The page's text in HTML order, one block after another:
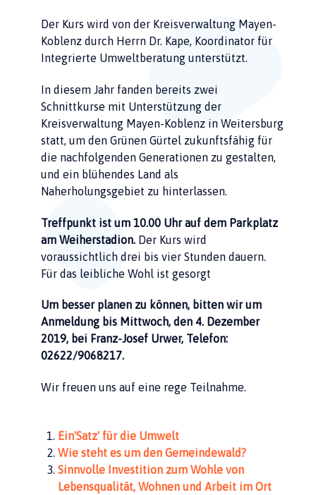
Der Kurs wird von der Kreisverwaltung Mayen-
Koblenz durch Herrn Dr. Kape, Koordinator für
Integrierte Umweltberatung unterstützt.
In diesem Jahr fanden bereits zwei
Schnittkurse mit Unterstützung der
Kreisverwaltung Mayen-Koblenz in Weitersburg
statt, um den Grünen Gürtel zukunftsfähig für
die nachfolgenden Generationen zu gestalten,
und ein blühendes Land als
Naherholungsgebiet zu hinterlassen.
Treffpunkt ist um 10.00 Uhr auf dem Parkplatz
am Weiherstadion. Der Kurs wird
voraussichtlich drei bis vier Stunden dauern.
Für das leibliche Wohl ist gesorgt
Um besser planen zu können, bitten wir um
Anmeldung bis Mittwoch, den 4. Dezember
2019, bei Franz-Josef Urwer, Telefon:
02622/9068217.
Wir freuen uns auf eine rege Teilnahme.
Ein'Satz' für die Umwelt
Wie steht es um den Gemeindewald?
Sinnvolle Investition zum Wohle von
Lebensqualität, Wohnen und Arbeit im Ort